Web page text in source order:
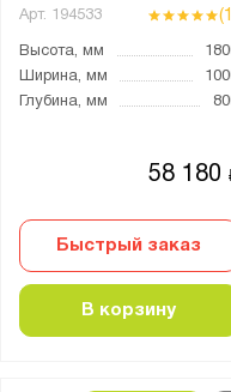
Арт. 194533
Высота, мм
Ширина, мм
Глубина, мм
58 180
Быстрый заказ
В корзину